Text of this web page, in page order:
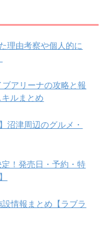
理由考察や個人的に
ブアリーナの攻略と報
ルまとめ
沼津周辺のグルメ・
！発売日・予約・特
設情報まとめ【ラブラ